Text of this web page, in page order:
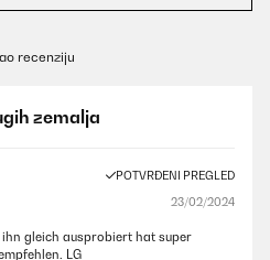
recenziju
zemalja
POTVRĐENI PREGLED
23/02/2024
gleich ausprobiert hat super
LG